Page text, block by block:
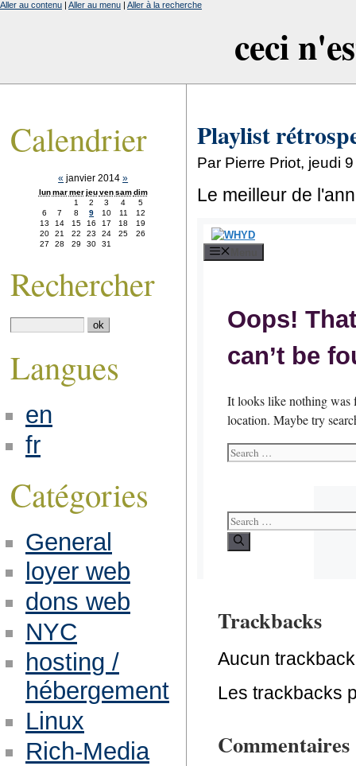
ceci
Aller au contenu | Aller au menu | Aller à la recherche
Playlist
Par Pierre Priot, jeudi
Le meilleur de
Trackbacks
Aucun
Les trackbacks
Commentaires
Calendrier
« janvier 2014»
lun mar mer jeu ven sam dim
1
2 3 4
5
6
7 8 9 10 11
12
13
14 15 16 17 18
19
20
21 22 23 24 25
26
27
28 29 30 31
Rechercher
Langues
en
fr
Catégories
General
loyer web
dons web
NYC
hosting /
hébergement
Linux
Rich-Media